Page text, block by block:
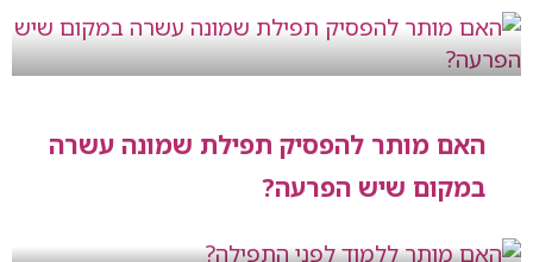
האם מותר להפסיק תפילת שמונה עשרה
במקום שיש הפרעה?